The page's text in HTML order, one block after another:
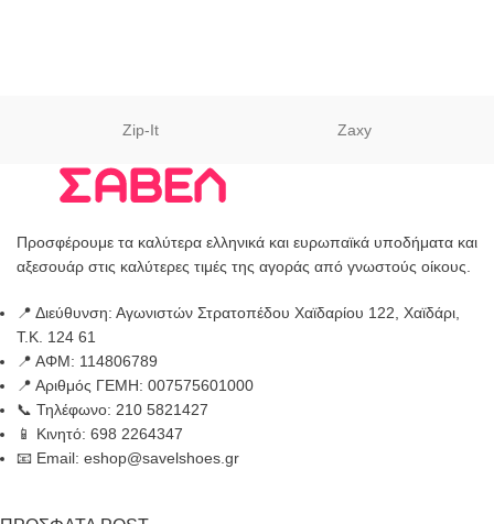
Zip-It Zaxy
Προσφέρουμε τα καλύτερα ελληνικά και ευρωπαϊκά υποδήματα και
αξεσουάρ στις καλύτερες τιμές της αγοράς από γνωστούς οίκους.
📍 Διεύθυνση: Αγωνιστών Στρατοπέδου Χαϊδαρίου 122, Χαϊδάρι,
Τ.Κ. 124 61
📍 ΑΦΜ: 114806789
📍 Αριθμός ΓΕΜΗ: 007575601000
📞 Τηλέφωνο: 210 5821427
📱 Κινητό: 698 2264347
📧 Email: eshop@savelshoes.gr